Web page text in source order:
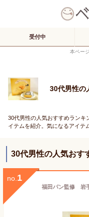
受付中
本ペー
30代男性の
30代男性の人気おすすめランキ
イテムを紹介。気になるアイテ
30代男性の人気おす
no. 1
福田パン監修 岩